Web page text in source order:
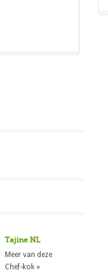
Tajine NL
Meer van deze
Chef-kok »